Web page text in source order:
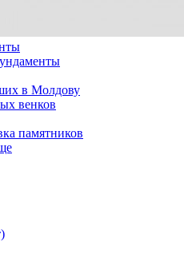
в Молдову
венков
памятников